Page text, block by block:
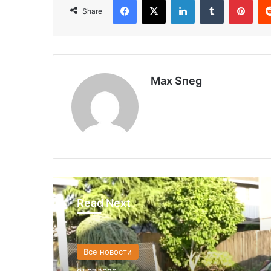
Share
Max Sneg
Read Next
Все новости